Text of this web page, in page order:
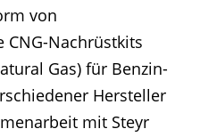
von
CNG-Nachrüstkits
Gas) für Benzin-
Hersteller
mit Steyr